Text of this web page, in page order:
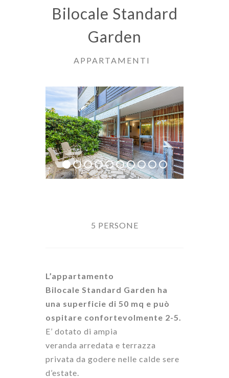
Bilocale Standard
Garden
APPARTAMENTI
5 PERSONE
L’appartamento
Bilocale Standard Garden ha
una superficie di 50 mq e può
ospitare confortevolmente 2-5
E’ dotato di ampia
veranda arredata e terrazza
privata da godere nelle calde sere
d’estate.